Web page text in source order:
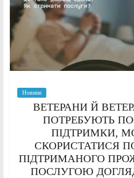
Новини
ВЕТЕРАНИ Й
ПОТРЕБУЮТЬ
ПІДТРИМКИ,
СКОРИСТАТИСЯ
ПІДТРИМАНОГО
ПОСЛУГОЮ